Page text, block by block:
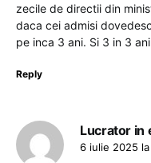
zecile de directii din
daca cei admisi
pe inca 3 ani. Si 3 in 3
Reply
Lucrator in
6 iulie 2025